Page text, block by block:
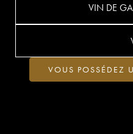
VIN DE
VOUS POSSÉDEZ